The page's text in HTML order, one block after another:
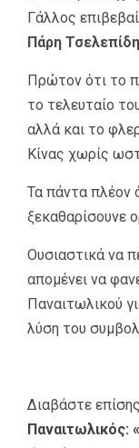
Γάλλος
Πάρη Τσελεπίδη
Πρώτον ότι το
το τελευταίο
αλλά και το
Κίνας χωρίς
Τα πάντα πλέον
ξεκαθαρίσουνε
Ουσιαστικά να
απομένει να
Παναιτωλικού
λύση του
Διαβάστε
Παναιτωλικός: «